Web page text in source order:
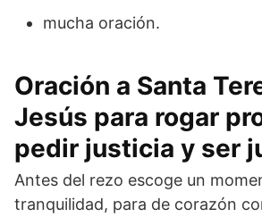
mucha oración.
Oración a Santa
Jesús para rogar
pedir justicia y ser
Antes del rezo escoge un
tranquilidad, para de corazón